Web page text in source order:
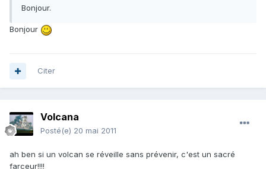
Bonjour.
Bonjour
Citer
Volcana
Posté(e) 20 mai 2011
ah ben si un volcan se réveille sans prévenir, c'est un sacré
farceur!!!!